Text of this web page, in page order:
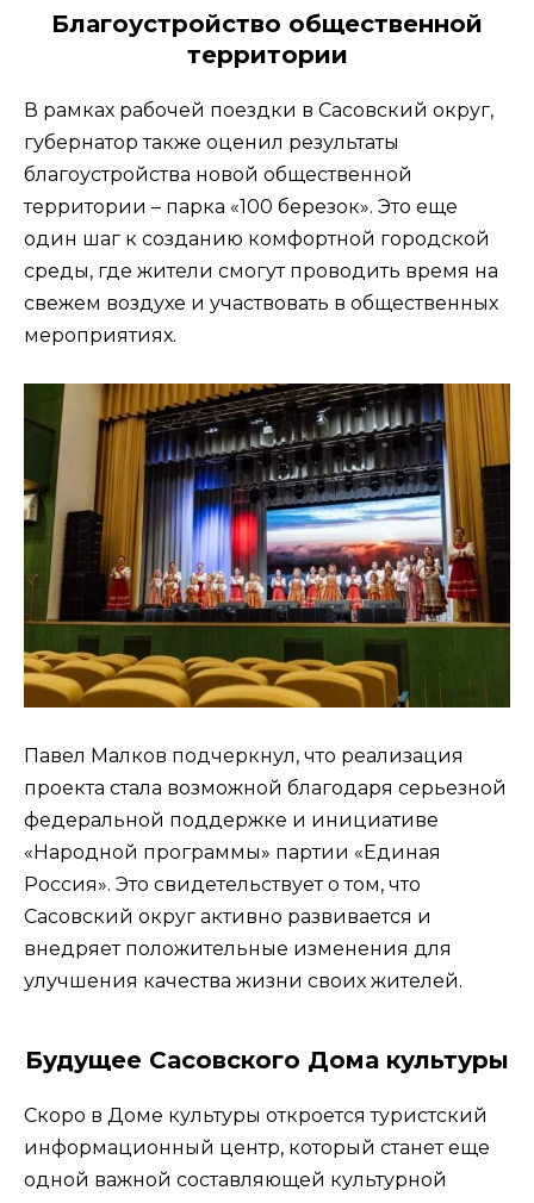
Благоустройство общественной
территории
В рамках рабочей поездки в Сасовский округ,
губернатор также оценил результаты
благоустройства новой общественной
территории – парка «100 березок». Это еще
один шаг к созданию комфортной городской
среды, где жители смогут проводить время на
свежем воздухе и участвовать в общественных
мероприятиях.
Павел Малков подчеркнул, что реализация
проекта стала возможной благодаря серьезной
федеральной поддержке и инициативе
«Народной программы» партии «Единая
Россия». Это свидетельствует о том, что
Сасовский округ активно развивается и
внедряет положительные изменения для
улучшения качества жизни своих жителей.
Будущее Сасовского Дома культуры
Скоро в Доме культуры откроется туристский
информационный центр, который станет еще
одной важной составляющей культурной